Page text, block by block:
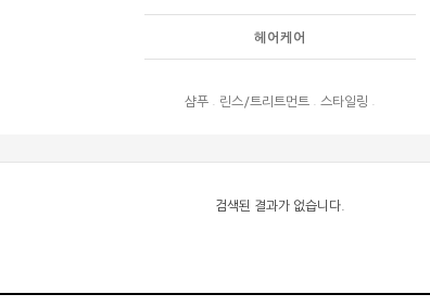
헤어케어
샴푸 린스/트리트먼트 스타일링
검색된 결과가 없습니다.